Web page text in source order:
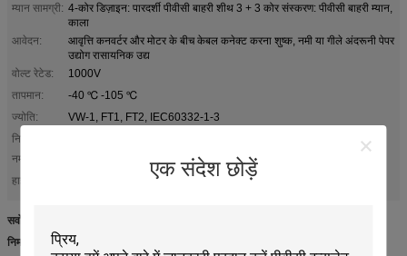
एक संदेश छोड़ें
म्यान सामग्री: 4-कोर डिज़ाइन: पारदर्शी पीवीसी बाहरी शीथ 3 + 3 कोर संस्करण: पीवीसी बाहरी म्यान,
काला
आवेदन:
आवृत्ति कनवर्टर और मोटर के बीच केबल कनेक्ट करना शुष्क, नमी या गीले अंदरूनी पेपर
उद्योग रासायनिक उद्य
वोल्ट रेटेड:
1000V
तापमान:
-40 ℃ -105 ℃
ज्योति:
VW-1, FT1, FT2, IEC60332-1-3
नि: शुल्क
नमूने:
हाई लाइट: सर्वो मोटर एक्सटेंशन केबल मोटर प्रतिक्रिया केबल
सर्वो केबल्स, ईएमसी-अनुकूलित मोटर केबल, कम क्षमता, डबल स्क्रीन, प्रमाणित
निर्माण